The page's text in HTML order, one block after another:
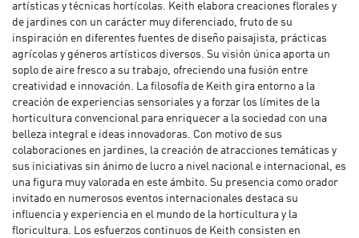
artísticas y técnicas hortícolas. Keith elabora creaciones florales y
de jardines con un carácter muy diferenciado, fruto de su
inspiración en diferentes fuentes de diseño paisajista, prácticas
agrícolas y géneros artísticos diversos. Su visión única aporta un
soplo de aire fresco a su trabajo, ofreciendo una fusión entre
creatividad e innovación. La filosofía de Keith gira entorno a la
creación de experiencias sensoriales y a forzar los límites de la
horticultura convencional para enriquecer a la sociedad con una
belleza integral e ideas innovadoras. Con motivo de sus
colaboraciones en jardines, la creación de atracciones temáticas y
sus iniciativas sin ánimo de lucro a nivel nacional e internacional, es
una figura muy valorada en este ámbito. Su presencia como orador
invitado en numerosos eventos internacionales destaca su
influencia y experiencia en el mundo de la horticultura y la
floricultura. Los esfuerzos continuos de Keith consisten en